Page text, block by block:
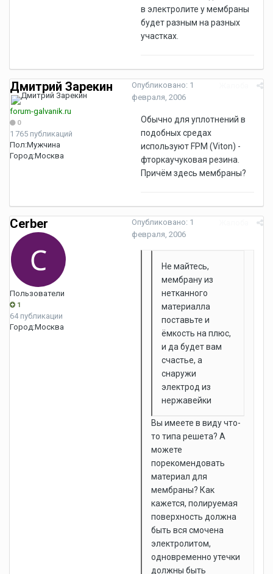
в электролите у мембраны
будет разным на разных
участках.
Дмитрий Зарекин
forum-galvanik.ru
0
1 765 публикаций
Пол:Мужчина
Город:Москва
Опубликовано: 1
февраля, 2006
Обычно для уплотнений в
подобных средах
используют FPM (Viton) -
фторкаучуковая резина.
Причём здесь мембраны?
Cerber
Пользователи
1
64 публикации
Город:Москва
Опубликовано: 1
февраля, 2006
Не майтесь,
мембрану из
нетканного
материалла
поставьте и
ёмкость на плюс,
и да будет вам
счастье, а
снаружи
электрод из
нержавейки
Вы имеете в виду что-
то типа решета? А
можете
порекомендовать
материал для
мембраны? Как
кажется, полируемая
поверхность должна
быть вся смочена
электролитом,
одновременно утечки
должны быть